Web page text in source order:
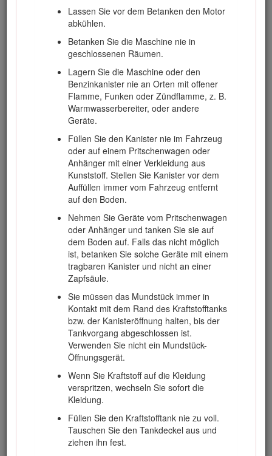
Lassen Sie vor dem Betanken den Motor
abkühlen.
Betanken Sie die Maschine nie in
geschlossenen Räumen.
Lagern Sie die Maschine oder den
Benzinkanister nie an Orten mit offener
Flamme, Funken oder Zündflamme, z. B.
Warmwasserbereiter, oder andere
Geräte.
Füllen Sie den Kanister nie im Fahrzeug
oder auf einem Pritschenwagen oder
Anhänger mit einer Verkleidung aus
Kunststoff. Stellen Sie Kanister vor dem
Auffüllen immer vom Fahrzeug entfernt
auf den Boden.
Nehmen Sie Geräte vom Pritschenwagen
oder Anhänger und tanken Sie sie auf
dem Boden auf. Falls das nicht möglich
ist, betanken Sie solche Geräte mit einem
tragbaren Kanister und nicht an einer
Zapfsäule.
Sie müssen das Mundstück immer in
Kontakt mit dem Rand des Kraftstofftanks
bzw. der Kanisteröffnung halten, bis der
Tankvorgang abgeschlossen ist.
Verwenden Sie nicht ein Mundstück-
Öffnungsgerät.
Wenn Sie Kraftstoff auf die Kleidung
verspritzen, wechseln Sie sofort die
Kleidung.
Füllen Sie den Kraftstofftank nie zu voll.
Tauschen Sie den Tankdeckel aus und
ziehen ihn fest.
Sichere Betriebspraxis
EN 5395:2013 und ANSI B71.4-2012.
Schulung
Lesen Sie dieBedienungsanleitungund
weiteres Schulungsmaterial gründlich durch.
Machen Sie sich mit den Bedienelementen,
Sicherheitsschildern und der korrekten
Anwendung des Geräts vertraut.
Lassen Sie den Rasenmäher nie von
Kindern oder Personen bedienen oder
warten, die mit diesen Anweisungen nicht
vertraut sind. Örtliche Vorschriften schränken
u. U. das Mindestalter von Bedienern ein.
Mähen Sie nie, wenn sich Personen,
insbesondere Kinder oder Haustiere, in der
Nähe aufhalten.
Bedenken Sie immer, dass der Bediener die
Verantwortung für Unfälle oder Gefahren
gegenüber anderen und ihrem Eigentum
trägt.
Nehmen Sie nie Beifahrer mit.
Alle Fahrer und Mechaniker müssen sich um
eine professionelle und praktische Schulung
bemühen. Der Besitzer ist für die Schulung
der Bediener verantwortlich. Solche
Anweisungen sollten die Bedeutung von
Vorsicht und Konzentration bei der Arbeit mit
Aufsitzrasenmähern hervorheben.
Der Besitzer bzw. Benutzer ist für Unfälle
oder Verletzungen von Dritten sowie